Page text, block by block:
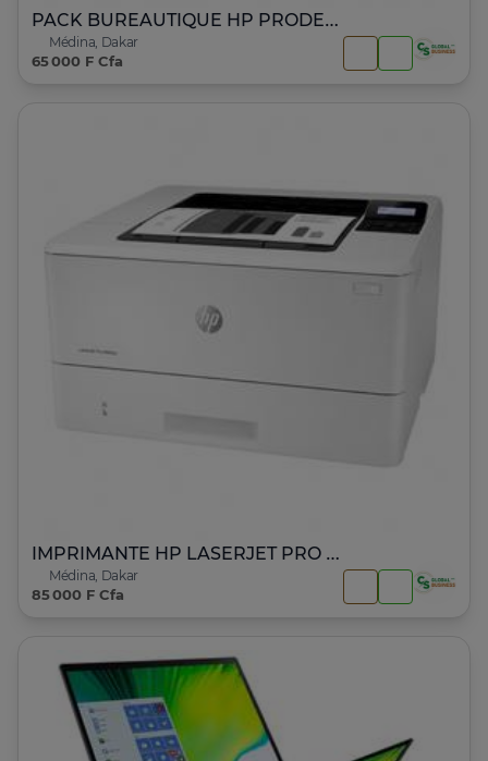
PACK BUREAUTIQUE HP PRODESK 600 G1 – Core i5
Médina, Dakar
65 000 F Cfa
IMPRIMANTE HP LASERJET PRO M404n
Médina, Dakar
85 000 F Cfa